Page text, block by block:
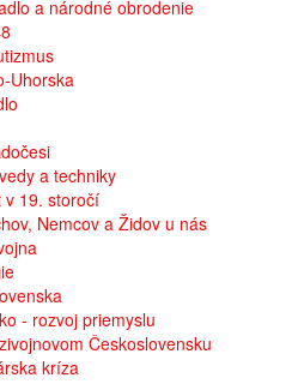
a národné obrodenie
Uhorska
a techniky
v 19. storočí
Nemcov a Židov u nás
- rozvoj priemyslu
Československu
kríza